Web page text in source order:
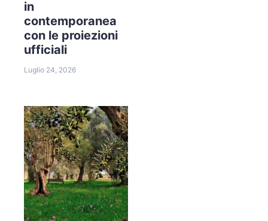
in
contemporanea
con le proiezioni
ufficiali
Luglio 24, 2026